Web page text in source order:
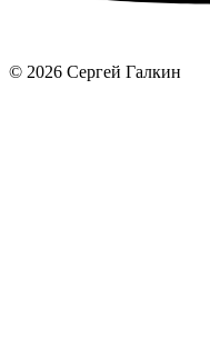
© 2026 Сергей Галкин